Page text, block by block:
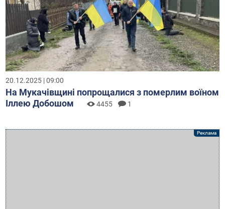
20.12.2025 | 09:00
На Мукачівщині попрощалися з померлим воїном
Іллею Добошом
4455 1